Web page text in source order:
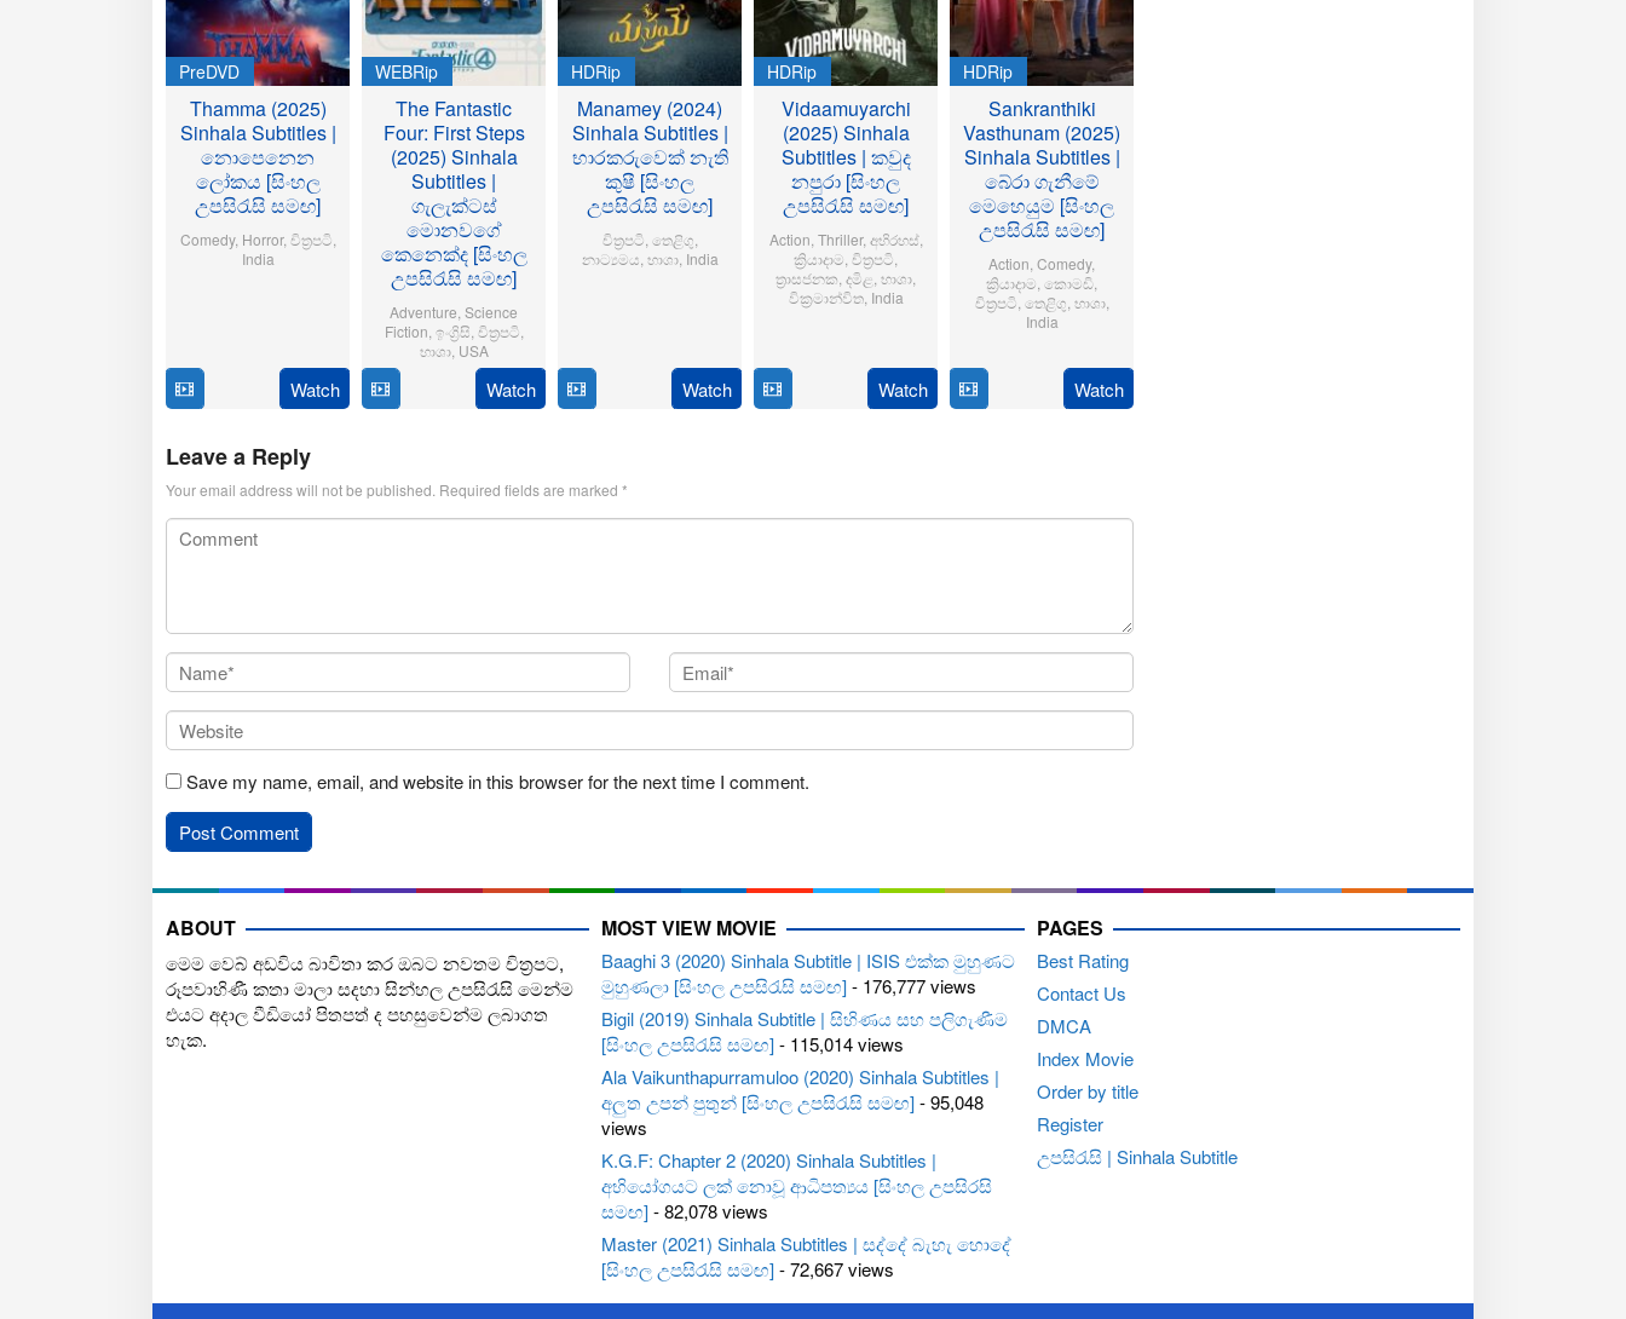
PreDVD
Thamma (2025)
Sinhala Subtitles |
නොපෙනෙන
ලෝකය [සිංහල
උපසිරැසි සමඟ]
Comedy, Horror, චිත්‍රපටි
India
Watch
WEBRip
The Fantastic
Four: First Steps
(2025) Sinhala
Subtitles |
ගැලැක්ටස්
මොනවගේ
කෙනෙක්ද [සිංහල
උපසිරැසි සමඟ]
Adventure Science
Fiction ඉංග්‍රිසි චිත්‍රපටි
භාශා, USA
Jul
Matt
Shakman
Watch
HDRip
Manamey (2024)
Sinhala Subtitles |
භාරකරුවෙක් නැති
කුෂී [සිංහල
උපසිරැසි සමඟ]
චිත්‍රපටි තෙළිගු
නාට්‍යමය භාශා, India
Watch
HDRip
Vidaamuyarchi
(2025) Sinhala
Subtitles | කවුද
නපුරා [සිංහල
උපසිරැසි සමඟ]
Action Thriller, අභිරහස්,
ක්‍රියාදාම චිත්‍රපටි
ත්‍රාසජනක දමිළ භාශා
වික්‍රමාන්විත, India
Feb
2025
Thirumeni
Watch
HDRip
Sankranthiki
Vasthunam (2025)
Sinhala Subtitles |
බේරා ගැනීමේ
මෙහෙයුම [සිංහල
උපසිරැසි සමඟ]
Action Comedy,
ක්‍රියාදාම කොමඩි
චිත්‍රපටි තෙළිගු භාශා,
India
2025
Anil
Ravipudi
Watch
Leave a Reply
Your email address will not be published. Required fields are marked *
Save my name, email, and website in this browser for the next time I comment.
ABOUT
මෙම වෙබ් අඩවිය බාවිතා කර ඔබට නවතම චිත්‍රපට,
රූපවාහිණී කතා මාලා සදහා සින්හල උපසිරැසි මෙන්ම
එයට අදාල වීඩියෝ පිතපත් ද පහසුවෙන්ම ලබාගත
හැක.
MOST VIEW MOVIE
Baaghi 3 (2020) Sinhala Subtitle | ISIS එක්ක මුහුණට
මුහුණලා [සිංහල උපසිරැසි සමඟ]- 176,777 views
Bigil (2019) Sinhala Subtitle | සිහිණය සහ පලිගැණීම
[සිංහල උපසිරැසි සමඟ]- 115,014 views
Ala Vaikunthapurramuloo (2020) Sinhala Subtitles |
අලුත උපන් පුතුන් [සිංහල උපසිරැසි සමඟ]- 95,048
views
K.G.F: Chapter 2 (2020) Sinhala Subtitles |
අභියෝගයට ලක් නොවූ ආධිපත්‍යය [සිංහල උපසිරසි
සමඟ]- 82,078 views
Master (2021) Sinhala Subtitles | සද්දේ බැහැ හොදේ
[සිංහල උපසිරැසි සමඟ]- 72,667 views
PAGES
Best Rating
Contact Us
DMCA
Index Movie
Order by title
Register
උපසිරැසි | Sinhala Subtitle